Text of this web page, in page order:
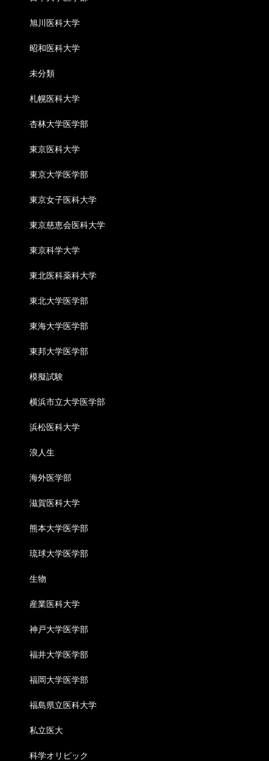
旭川医科大学
昭和医科大学
未分類
札幌医科大学
杏林大学医学部
東京医科大学
東京大学医学部
東京女子医科大学
東京慈恵会医科大学
東京科学大学
東北医科薬科大学
東北大学医学部
東海大学医学部
東邦大学医学部
模擬試験
横浜市立大学医学部
浜松医科大学
浪人生
海外医学部
滋賀医科大学
熊本大学医学部
琉球大学医学部
生物
産業医科大学
神戸大学医学部
福井大学医学部
福岡大学医学部
福島県立医科大学
私立医大
科学オリピック